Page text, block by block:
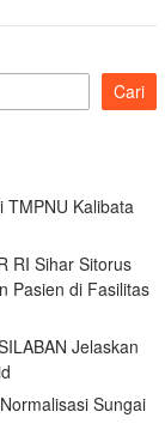
Cari
TMPNU Kalibata
RI Sihar Sitorus
Pasien di Fasilitas
Jelaskan
Sungai